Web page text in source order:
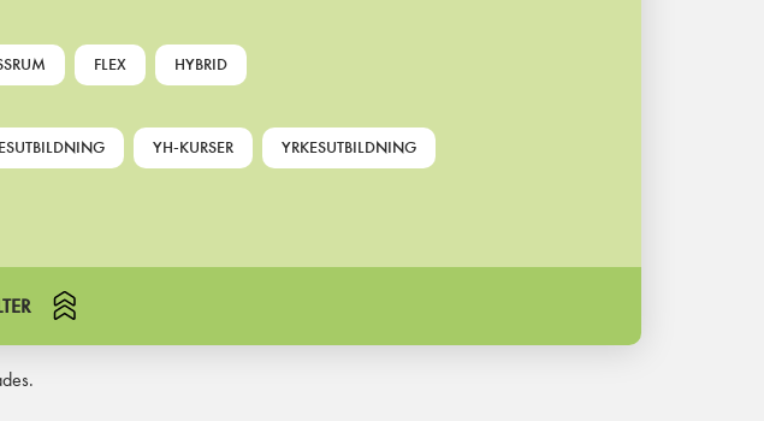
FLEX HYBRID
YH-KURSER YRKESUTBILDNING